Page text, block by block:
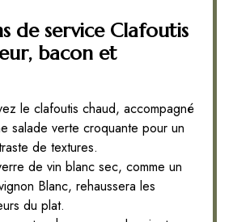
de service Clafoutis
bacon et
le clafoutis chaud, accompagné
salade verte croquante pour un
de textures.
de vin blanc sec, comme un
Blanc, rehaussera les
du plat.